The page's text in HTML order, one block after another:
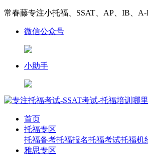
常春藤专注小托福、SSAT、AP、IB、
微信公众号
小助手
首页
托福专区
托福备考托福报名托福考试托福机
雅思专区